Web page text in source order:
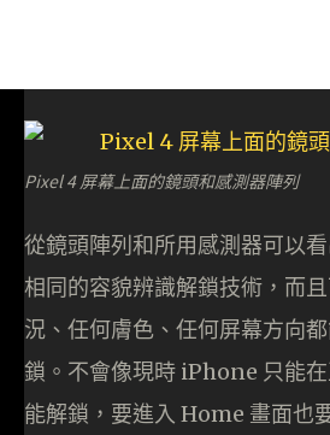
Pixel 4 屏幕上面的鏡頭和感測器陣列
從鏡頭陣列和所用感測器可以
相同的容貌辨識解鎖技術，而
況、任何膚色、任何屏幕方向
鎖。不會像現時 iPhone 只能
能解鎖，要進入 Home 畫面也